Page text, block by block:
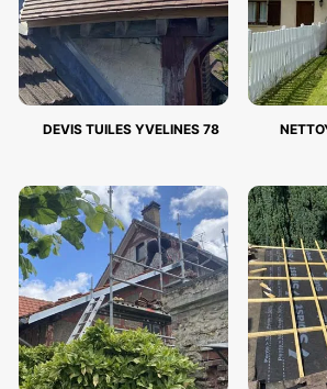
DEVIS TUILES YVELINES 78